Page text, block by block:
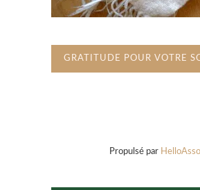
GRATITUDE POUR VOTRE
Propulsé par HelloAsso